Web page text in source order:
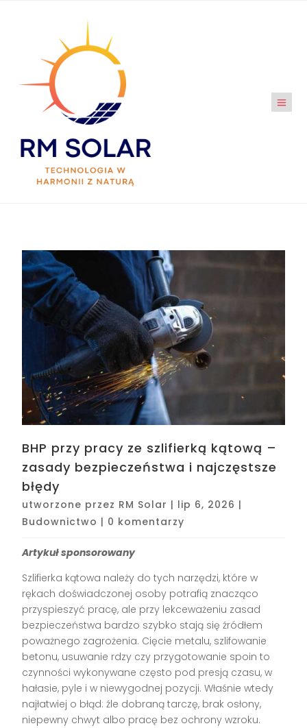
BHP przy pracy ze szlifierką kątową –
zasady bezpieczeństwa i najczęstsze
błędy
utworzone przez RM Solar | lip 6, 2026 |
Budownictwo | 0 komentarzy
Artykuł sponsorowany
Szlifierka kątowa należy do tych narzędzi, które w
rękach doświadczonej osoby potrafią znacząco
przyspieszyć pracę, ale przy lekceważeniu zasad
bezpieczeństwa bardzo szybko stają się źródłem
poważnego zagrożenia. Cięcie metalu, szlifowanie
betonu, usuwanie rdzy czy przygotowanie spoin to
czynności wykonywane często pod presją czasu, w
hałasie, pyle i w niewygodnej pozycji. Właśnie wtedy
najłatwiej o błąd: źle dobraną tarczę, brak osłony,
niepewny chwyt albo pracę bez ochrony wzroku.